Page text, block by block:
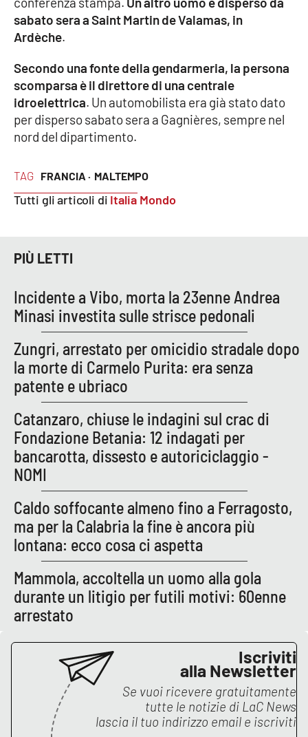
Economia e Lavoro
Sanità
Società
Leggendo Alvaro insieme
Imprese Di Calabria
Le perfidie di Antonella Grippo
Venti di comunicazione
STREAMING
LaC TV
LaC Network
LaC OnAir
EDIZIONI
Catanzaro
Crotone
Vibo Valentia
TAG FRANCIA · MALTEMPO
Tutti gli articoli di Italia Mondo
sabato sera a Saint Martin de Valamas, in
Ardèche.
Secondo una fonte della gendarmeria, la persona
scomparsa è il direttore di una centrale
idroelettrica. Un automobilista era già stato dato
per disperso sabato sera a Gagnières, sempre nel
nord del dipartimento.
PIÙ LETTI
Incidente a Vibo, morta la 23enne Andrea
Minasi investita sulle strisce pedonali
Zungri, arrestato per omicidio stradale dopo
la morte di Carmelo Purita: era senza
patente e ubriaco
Catanzaro, chiuse le indagini sul crac di
Fondazione Betania: 12 indagati per
bancarotta, dissesto e autoriciclaggio -
NOMI
Caldo soffocante almeno fino a Ferragosto,
ma per la Calabria la fine è ancora più
lontana: ecco cosa ci aspetta
Mammola, accoltella un uomo alla gola
durante un litigio per futili motivi: 60enne
arrestato
Iscriviti
alla Newsletter
Se vuoi ricevere gratuitamente
tutte le notizie di LaC News
lascia il tuo indirizzo email e iscriviti